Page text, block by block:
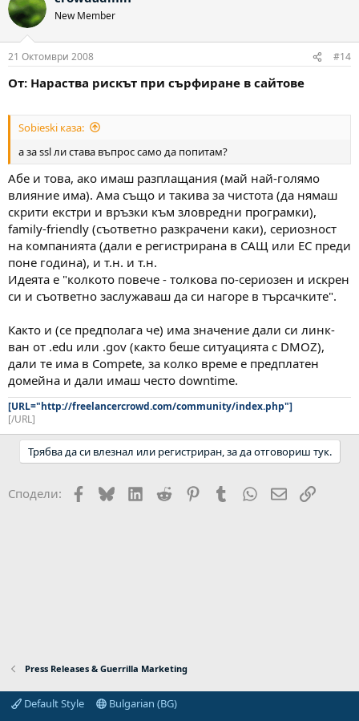
New Member
21 Октомври 2008 #14
От: Нараства рискът при сърфиране в сайтове
Sobieski каза:
а за ssl ли става въпрос само да попитам?
Абе и това, ако имаш разплащания (май най-голямо
влияние има). Ама също и такива за чистота (да нямаш
скрити екстри и връзки към зловредни програмки),
family-friendly (съответно разкрачени каки), сериозност
на компанията (дали е регистрирана в САЩ или ЕС преди
поне година), и т.н. и т.н.
Идеята е "колкото повече - толкова по-сериозен и искрен
си и съответно заслужаваш да си нагоре в търсачките".
Както и (се предполага че) има значение дали си линк-
ван от .edu или .gov (както беше ситуацията с DMOZ),
дали те има в Compete, за колко време е предплатен
домейна и дали имаш често downtime.
[URL="http://freelancercrowd.com/community/index.php"]
[/URL]
Трябва да си влезнал или регистриран, за да отговориш тук.
Сподели: Facebook
BlueskyLinkedIn
Reddit PinterestTumblr WhatsApp
EmailLink
Press Releases & Guerrilla Marketing
Default Style
Bulgarian (BG)